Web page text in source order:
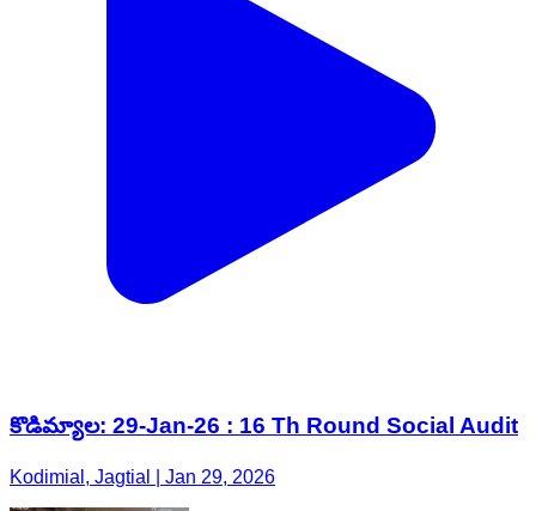
కొడిమ్యాల: 29-Jan-26 : 16 Th Round Social Audit
Kodimial, Jagtial | Jan 29, 2026